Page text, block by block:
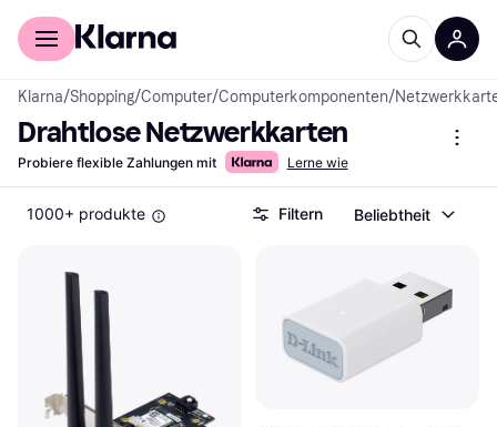
Für Shopper
Klarna/Shopping/Computer/Computerkomponenten/
Drahtlose Netzwerkkarten
Probiere flexible Zahlungen mit Lerne wie
1000+ produkte Filtern Beliebtheit